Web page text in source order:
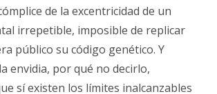
de la excentricidad de un
irrepetible, imposible de replicar
público su código genético. Y
envidia, por qué no decirlo,
sí existen los límites inalcanzables